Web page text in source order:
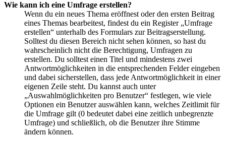
Wie kann ich eine Umfrage erstellen?
Wenn du ein neues Thema eröffnest oder den ersten Beitrag
eines Themas bearbeitest, findest du ein Register „Umfrage
erstellen“ unterhalb des Formulars zur Beitragserstellung.
Solltest du diesen Bereich nicht sehen können, so hast du
wahrscheinlich nicht die Berechtigung, Umfragen zu
erstellen. Du solltest einen Titel und mindestens zwei
Antwortmöglichkeiten in die entsprechenden Felder eingeben
und dabei sicherstellen, dass jede Antwortmöglichkeit in einer
eigenen Zeile steht. Du kannst auch unter
„Auswahlmöglichkeiten pro Benutzer“ festlegen, wie viele
Optionen ein Benutzer auswählen kann, welches Zeitlimit für
die Umfrage gilt (0 bedeutet dabei eine zeitlich unbegrenzte
Umfrage) und schließlich, ob die Benutzer ihre Stimme
ändern können.